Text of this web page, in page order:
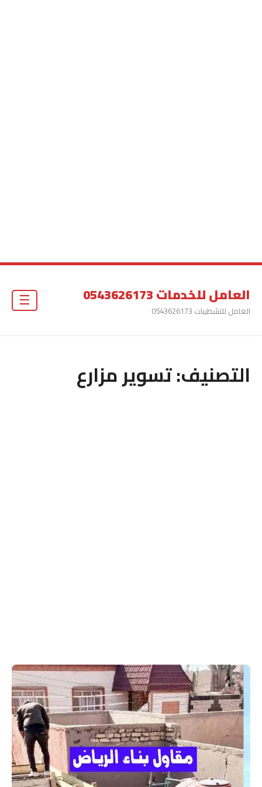
العامل للخدمات 0543626173
العامل للتشطيبات 0543626173
التصنيف:تسوير مزارع